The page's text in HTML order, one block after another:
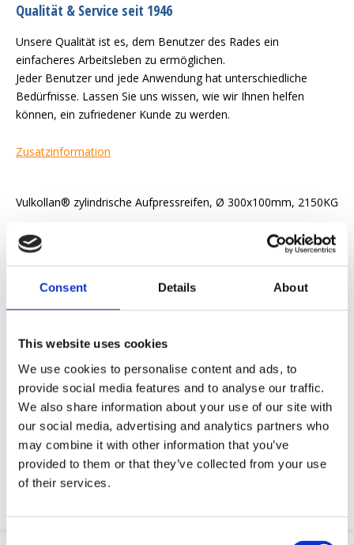
Consent Details About
This website uses cookies
We use cookies to personalise content and ads, to
provide social media features and to analyse our traffic.
We also share information about your use of our site with
our social media, advertising and analytics partners who
may combine it with other information that you’ve
provided to them or that they’ve collected from your use
of their services.
Qualität & Service seit 1946
Unsere Qualität ist es, dem Benutzer des Rades ein
einfacheres Arbeitsleben zu ermöglichen.
Jeder Benutzer und jede Anwendung hat unterschiedliche
Bedürfnisse. Lassen Sie uns wissen, wie wir Ihnen helfen
können, ein zufriedener Kunde zu werden.
Zusatzinformation
Vulkollan® zylindrische Aufpressreifen, Ø 300x100mm, 2150KG
Wir wollen Ihnen das Arbeitsleben erleichtern
3D-CAD-Modelle
Engineering-Dienstleistung
OE-Teil anfordern
Download PDF
Chemische resistenz